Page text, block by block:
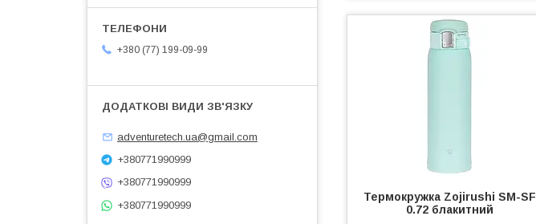
Термокружка Zojirushi SM-SF
0.72 блакитний
+380 (77) 199-09-99
adventuretech.ua@gmail.com
+380771990999
+380771990999
+380771990999